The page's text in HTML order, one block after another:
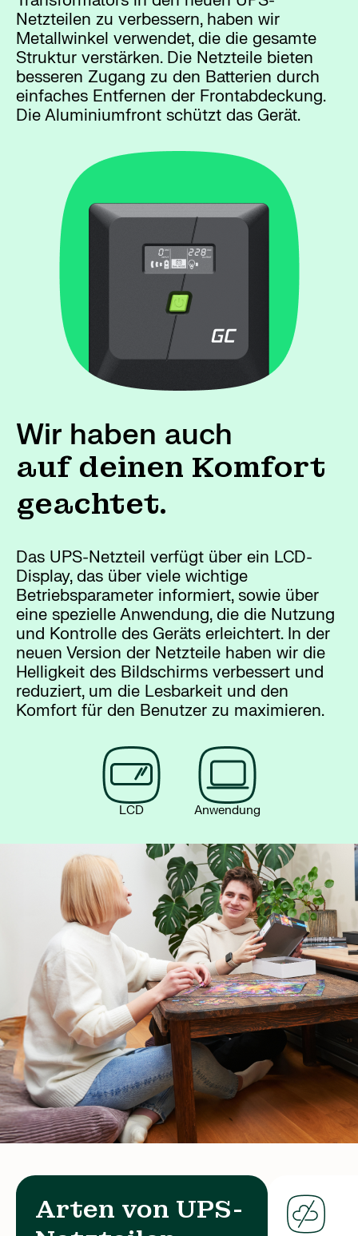
Netzteilen zu verbessern, haben wir
Metallwinkel verwendet, die die gesamte
Struktur verstärken. Die Netzteile bieten
besseren Zugang zu den Batterien durch
einfaches Entfernen der Frontabdeckung.
Die Aluminiumfront schützt das Gerät.
Wir haben auch
auf deinen Komfort
geachtet.
Das UPS-Netzteil verfügt über ein LCD-
Display, das über viele wichtige
Betriebsparameter informiert, sowie über
eine spezielle Anwendung, die die Nutzung
und Kontrolle des Geräts erleichtert. In der
neuen Version der Netzteile haben wir die
Helligkeit des Bildschirms verbessert und
reduziert, um die Lesbarkeit und den
Komfort für den Benutzer zu maximieren.
LCD Anwendung
Arten von UPS-